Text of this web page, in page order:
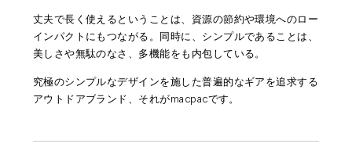
丈夫で長く使えるということは、資源の節約や環境へのロー
インパクトにもつながる。同時に、シンプルであることは、
美しさや無駄のなさ、多機能をも内包している。
究極のシンプルなデザインを施した普遍的なギアを追求する
アウトドアブランド、それがmacpacです。